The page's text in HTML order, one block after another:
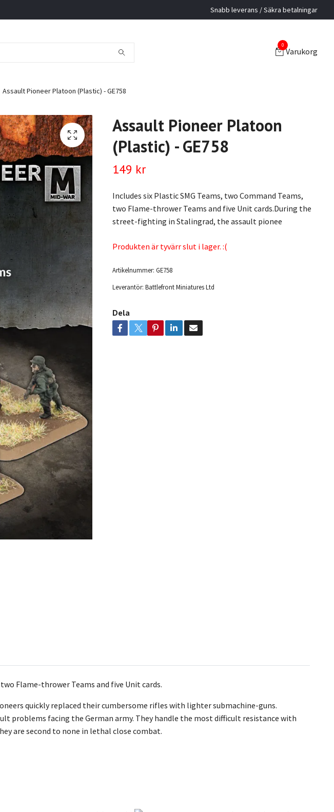
Snabb leverans / Säkra betalningar
0
Varukorg
Assault Pioneer Platoon (Plastic) - GE758
Assault Pioneer Platoon
(Plastic) - GE758
149 kr
Includes six Plastic SMG Teams, two Command Teams,
two Flame-thrower Teams and five Unit cards.During the
street-fighting in Stalingrad, the assault pionee
Produkten är tyvärr slut i lager. :(
Artikelnummer: GE758
Leverantör: Battlefront Miniatures Ltd
Dela
Flame-thrower Teams and five Unit cards.
quickly replaced their cumbersome rifles with lighter submachine-guns.
problems facing the German army. They handle the most difficult resistance with
are second to none in lethal close combat.